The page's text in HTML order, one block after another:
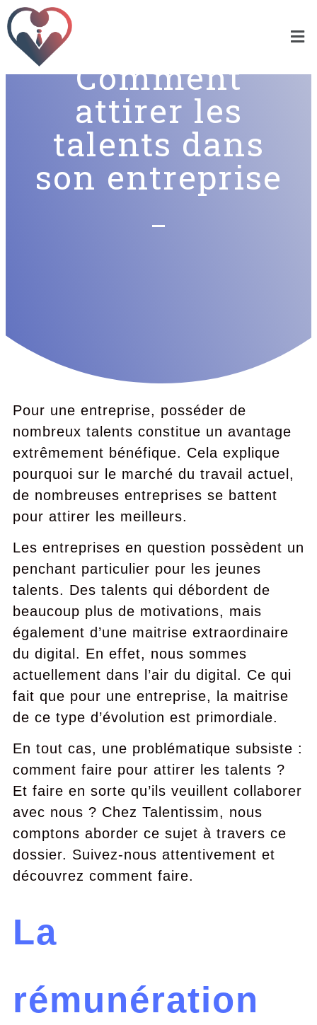
Comment
attirer les
talents dans
son entreprise
Pour une entreprise, posséder de
nombreux talents constitue un avantage
extrêmement bénéfique. Cela explique
pourquoi sur le marché du travail actuel,
de nombreuses entreprises se battent
pour attirer les meilleurs.
Les entreprises en question possèdent un
penchant particulier pour les jeunes
talents. Des talents qui débordent de
beaucoup plus de motivations, mais
également d’une maitrise extraordinaire
du digital. En effet, nous sommes
actuellement dans l’air du digital. Ce qui
fait que pour une entreprise, la maitrise
de ce type d’évolution est primordiale.
En tout cas, une problématique subsiste :
comment faire pour attirer les talents ?
Et faire en sorte qu’ils veuillent collaborer
avec nous ? Chez Talentissim, nous
comptons aborder ce sujet à travers ce
dossier. Suivez-nous attentivement et
découvrez comment faire.
La
rémunération